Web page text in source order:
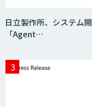
ニ
日立製作所、システム
「Agent…